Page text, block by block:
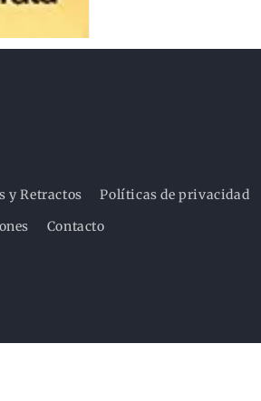
y Retractos
Políticas de privacidad
Contacto